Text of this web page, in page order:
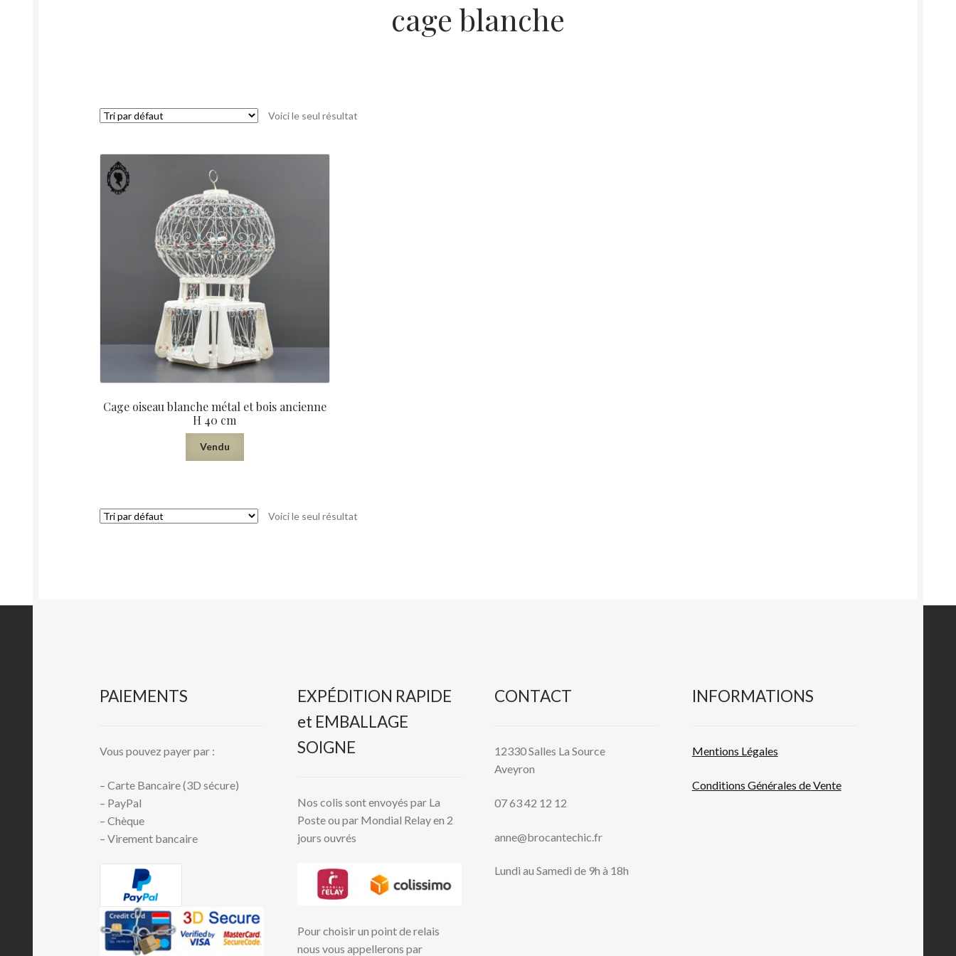
cage blanche
Voici le seul résultat
Cage oiseau blanche métal et bois ancienne
H 40 cm
Vendu
Voici le seul résultat
PAIEMENTS
Vous pouvez payer par :
– Carte Bancaire (3D sécure)
– PayPal
– Chèque
– Virement bancaire
EXPÉDITION RAPIDE
et EMBALLAGE
SOIGNE
Nos colis sont envoyés par La
Poste ou par Mondial Relay en 2
jours ouvrés
Pour choisir un point de relais
nous vous appellerons par
CONTACT
12330 Salles La Source
Aveyron
07 63 42 12 12
anne@brocantechic.fr
Lundi au Samedi de 9h à 18h
INFORMATIONS
Mentions Légales
Conditions Générales deVente